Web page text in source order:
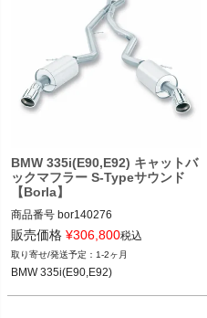
BMW 335i(E90,E92) キャットバ
ックマフラー S-Typeサウンド
【Borla】
商品番号 bor140276
BMW 335i(E90,E92) 07-10
販売価格 ¥306,800税込
1-2ヶ月
BMW 335i(E90,E92)